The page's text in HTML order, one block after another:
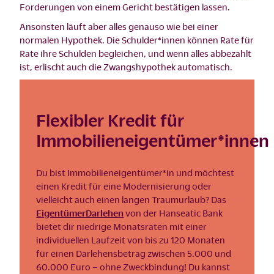
Forderungen von einem Gericht bestätigen lassen.
Ansonsten läuft aber alles genauso wie bei einer
normalen Hypothek. Die Schulder*innen können Rate für
Rate ihre Schulden begleichen, und wenn alles abbezahlt
ist, erlischt auch die Zwangshypothek automatisch.
Flexibler Kredit für
Immobilieneigentümer*innen
Du bist Immobilieneigentümer*in und möchtest
einen Kredit für eine Modernisierung oder
vielleicht auch einen langen Traumurlaub? Das
EigentümerDarlehen von der Hanseatic Bank
bietet dir niedrige Monatsraten mit einer
individuellen Laufzeit von bis zu 120 Monaten
für einen Darlehensbetrag zwischen 5.000 und
60.000 Euro – ohne Zweckbindung! Du kannst